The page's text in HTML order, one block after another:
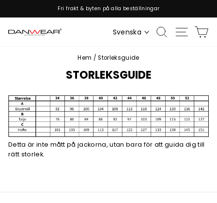
Pausa
bildspelet
Fri frakt & byten på alla beställningar
Svenska Sök
Hem / Storleksguide
STORLEKSGUIDE
Detta är inte mått på jackorna, utan bara för att guida dig till
rätt storlek.